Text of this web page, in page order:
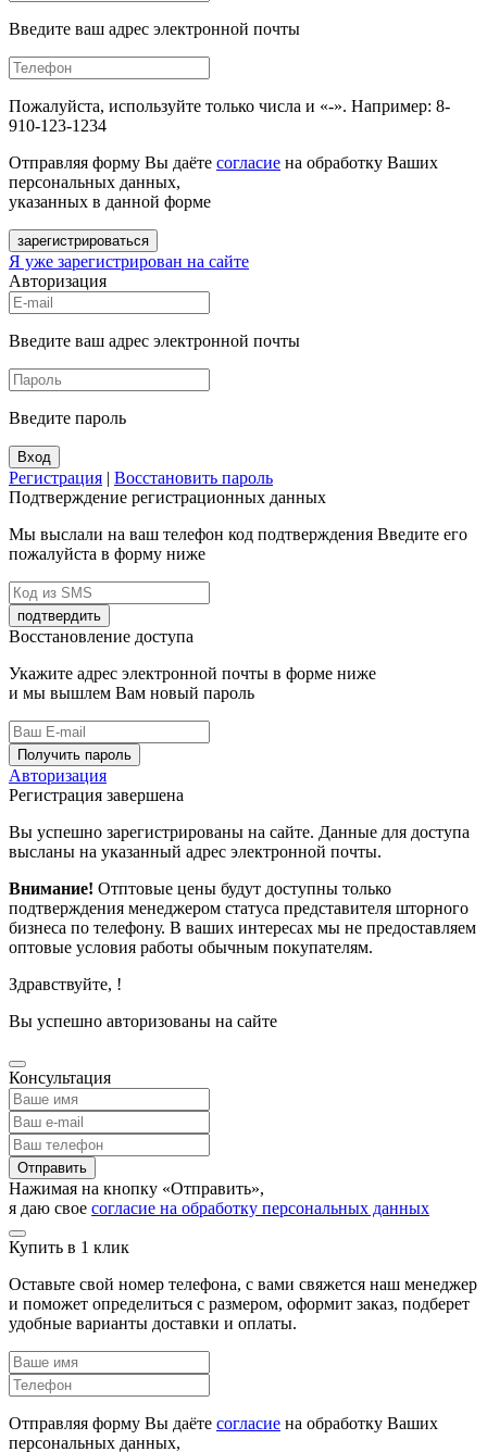
Введите ваш адрес электронной почты
Пожалуйста, используйте только числа и «-». Например: 8-
910-123-1234
Отправляя форму Вы даёте согласие на обработку Ваших
персональных данных,
указанных в данной форме
зарегистрироваться
Я уже зарегистрирован на сайте
Авторизация
Введите ваш адрес электронной почты
Введите пароль
Вход
Регистрация | Восстановить пароль
Подтверждение регистрационных данных
Мы выслали на ваш телефон код подтверждения Введите его
пожалуйста в форму ниже
подтвердить
Восстановление доступа
Укажите адрес электронной почты в форме ниже
и мы вышлем Вам новый пароль
Получить пароль
Авторизация
Регистрация завершена
Вы успешно зарегистрированы на сайте. Данные для доступа
высланы на указанный адрес электронной почты.
Внимание! Отптовые цены будут доступны только
подтверждения менеджером статуса представителя шторного
бизнеса по телефону. В ваших интересах мы не предоставляем
оптовые условия работы обычным покупателям.
Здравствуйте, !
Вы успешно авторизованы на сайте
Консультация
Отправить
Нажимая на кнопку «Отправить»,
я даю свое согласие на обработку персональных данных
Купить в 1 клик
Оставьте свой номер телефона, с вами свяжется наш менеджер
и поможет определиться с размером, оформит заказ, подберет
удобные варианты доставки и оплаты.
Отправляя форму Вы даёте согласие на обработку Ваших
персональных данных,